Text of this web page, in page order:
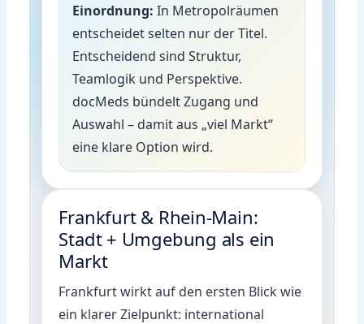
Einordnung: In Metropolräumen
entscheidet selten nur der Titel.
Entscheidend sind Struktur,
Teamlogik und Perspektive.
docMeds bündelt Zugang und
Auswahl – damit aus „viel Markt“
eine klare Option wird.
Frankfurt & Rhein-Main:
Stadt + Umgebung als ein
Markt
Frankfurt wirkt auf den ersten Blick wie
ein klarer Zielpunkt: international